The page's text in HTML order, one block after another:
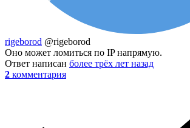
rigeborod @rigeborod
Оно может ломиться по IP напрямую.
Ответ написан более трёх лет назад
2 комментария